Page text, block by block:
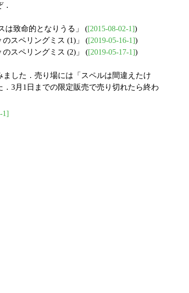
は致命的となりうる」 ([2015-08-02-1])
のスペリングミス (1)」 ([2019-05-16-1])
のスペリングミス (2)」 ([2019-05-17-1])
した．売り場には「スペルは間違えたけ
3月1日までの限定販売で売り切れたら終わ
1]